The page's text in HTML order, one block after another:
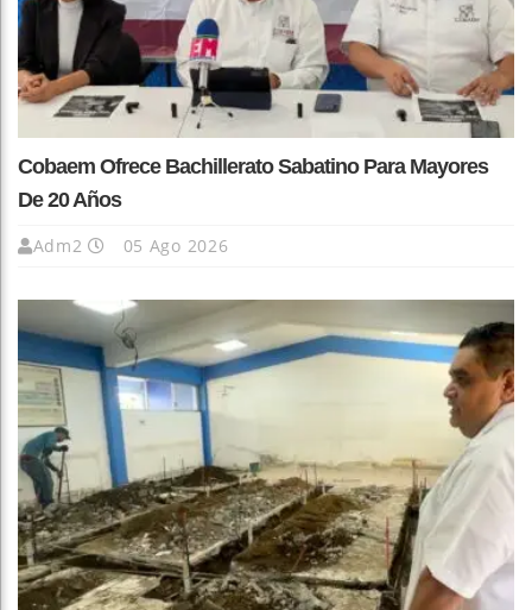
Cobaem Ofrece Bachillerato Sabatino Para Mayores
De 20 Años
Adm2 05 Ago 2026